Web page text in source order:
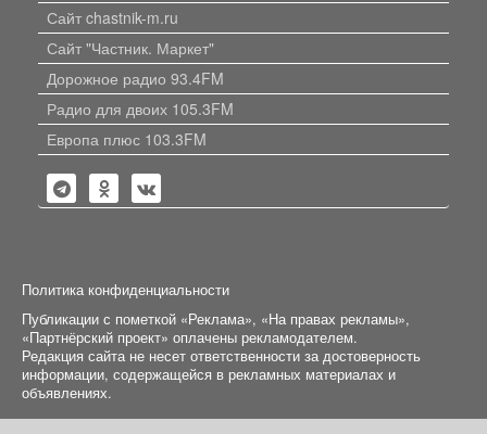
Сайт chastnik-m.ru
Сайт "Частник. Маркет"
Дорожное радио 93.4FM
Радио для двоих 105.3FM
Европа плюс 103.3FM
Политика конфиденциальности
Публикации с пометкой «Реклама», «На правах рекламы»,
«Партнёрский проект» оплачены рекламодателем.
Редакция сайта не несет ответственности за достоверность
информации, содержащейся в рекламных материалах и
объявлениях.